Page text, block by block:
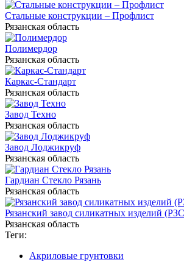
Стальные конструкции – Профлист
Рязанская область
Полимердор
Рязанская область
Каркас-Стандарт
Рязанская область
Завод Техно
Рязанская область
Завод Лоджикруф
Рязанская область
Гардиан Стекло Рязань
Рязанская область
Рязанский завод силикатных изделий
Рязанская область
Теги:
Акриловые грунтовки